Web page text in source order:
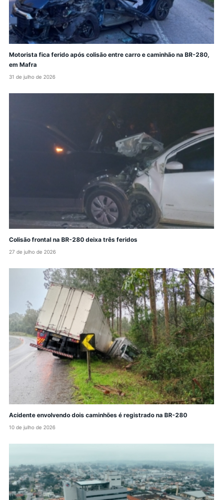
Motorista fica ferido após colisão entre carro e caminhão na BR-280,
em Mafra
31 de julho de 2026
Colisão frontal na BR-280 deixa três feridos
27 de julho de 2026
Acidente envolvendo dois caminhões é registrado na BR-280
10 de julho de 2026